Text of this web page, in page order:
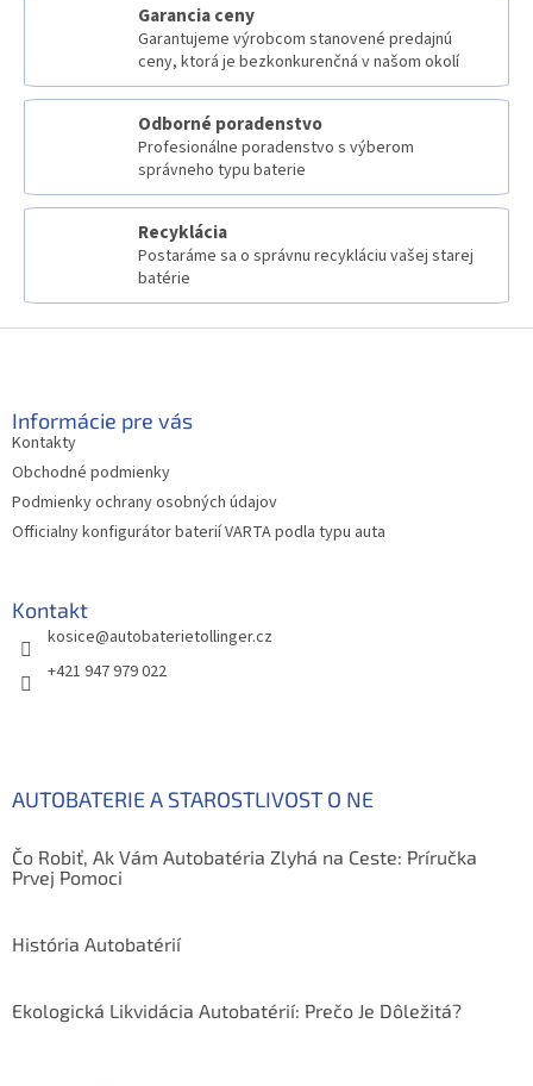
v
k
y
v
ý
p
i
s
u
Garancia ceny
Garantujeme výrobcom stanovené predajnú
ceny, ktorá je bezkonkurenčná v našom okolí
Odborné poradenstvo
Profesionálne poradenstvo s výberom
správneho typu baterie
Recyklácia
Postaráme sa o správnu recykláciu vašej starej
batérie
Informácie pre vás
Kontakty
Obchodné podmienky
Podmienky ochrany osobných údajov
Officialny konfigurátor baterií VARTA podla typu auta
Kontakt
kosice@autobaterietollinger.cz
+421 947 979 022
AUTOBATERIE A STAROSTLIVOST O NE
Čo Robiť, Ak Vám Autobatéria Zlyhá na Ceste: Príručka
Prvej Pomoci
História Autobatérií
Ekologická Likvidácia Autobatérií: Prečo Je Dôležitá?